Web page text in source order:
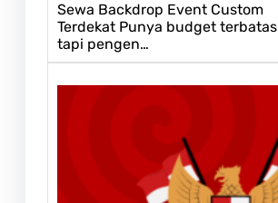
Sewa Backdrop Event Custom
Terdekat Punya budget terbatas
tapi pengen…